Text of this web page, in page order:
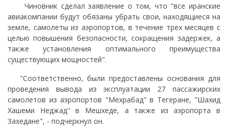
Чиновник сделал заявление о том, что "все иранские
авиакомпании будут обязаны убрать свои, находящиеся на
земле, самолеты из аэропортов, в течение трех месяцев с
целью повышения безопасности, сокращения задержек, а
также установления оптимального преимущества
существующих мощностей".
"Соответственно, были предоставлены основания для
проведения вывода из эксплуатации 27 пассажирских
самолетов из аэропортов "Мехрабад" в Тегеране, "Шахид
Хашеми Неджад" в Мешхеде, а также из аэропорта в
Захедане", - подчеркнул он.